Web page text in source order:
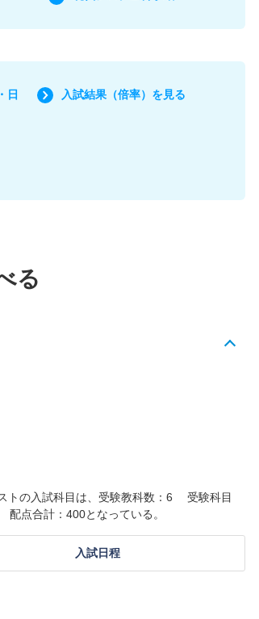
日
入試結果（倍率）を見る
る
トの入試科目は、受験教科数：6 受験科目
点合計：400となっている。
入試日程